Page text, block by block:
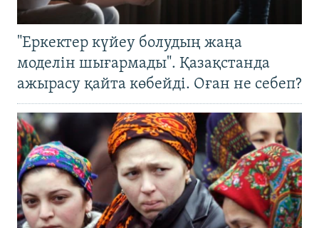
"Еркектер күйеу болудың жаңа
моделін шығармады". Қазақстанда
ажырасу қайта көбейді. Оған не себеп?